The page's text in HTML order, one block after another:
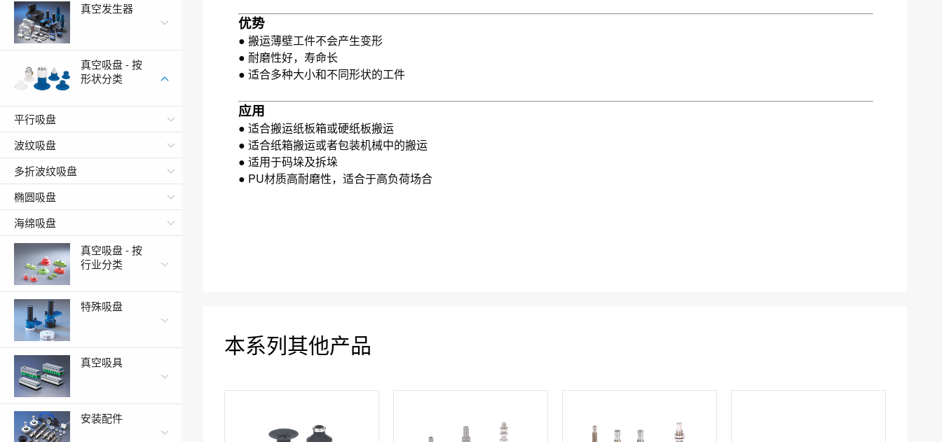
真空发生器
真空吸盘 - 按
形状分类
平行吸盘
波纹吸盘
多折波纹吸盘
椭圆吸盘
海绵吸盘
真空吸盘 - 按
行业分类
特殊吸盘
真空吸具
安装配件
优势
● 搬运薄壁工件不会产生变形
● 耐磨性好，寿命长
● 适合多种大小和不同形状的工件
应用
● 适合搬运纸板箱或硬纸板搬运
● 适合纸箱搬运或者包装机械中的搬运
● 适用于码垛及拆垛
● PU材质高耐磨性，适合于高负荷场合
本系列其他产品